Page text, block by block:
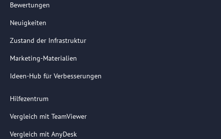
Bewertungen
Neuigkeiten
Zustand der Infrastruktur
Marketing-Materialien
Ideen-Hub für Verbesserungen
Hilfezentrum
Vergleich mit TeamViewer
Vergleich mit AnyDesk